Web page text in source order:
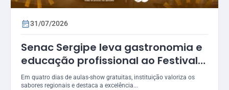
31/07/2026
Senac Sergipe leva gastronomia e
educação profissional ao Festival
Gastronômico de Itabaiana 2026
Em quatro dias de aulas-show gratuitas, instituição valoriza os
sabores regionais e destaca a excelência...